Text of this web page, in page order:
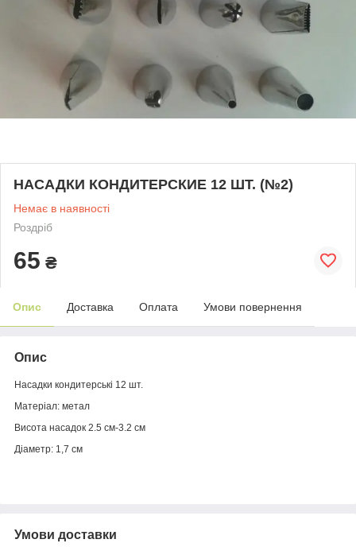
НАСАДКИ КОНДИТЕРСКИЕ 12 ШТ. (№2)
Немає в наявності
Роздріб
65 ₴
Опис Доставка Оплата Умови повернення
Опис
Насадки кондитерські 12 шт.
Матеріал: метал
Висота насадок 2.5 см-3.2 см
Діаметр: 1,7 см
Умови доставки